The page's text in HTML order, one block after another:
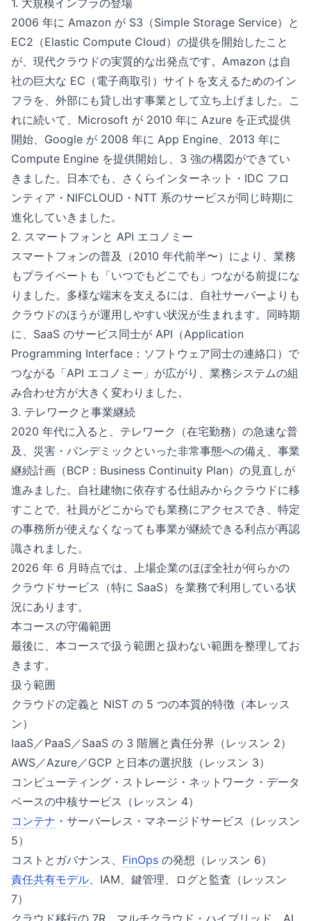
1. 大規模インフラの登場
2006 年に Amazon が S3（Simple Storage Service）と
EC2（Elastic Compute Cloud）の提供を開始したこと
が、現代クラウドの実質的な出発点です。Amazon は自
社の巨大な EC（電子商取引）サイトを支えるためのイン
フラを、外部にも貸し出す事業として立ち上げました。こ
れに続いて、Microsoft が 2010 年に Azure を正式提供
開始、Google が 2008 年に App Engine、2013 年に
Compute Engine を提供開始し、3 強の構図ができてい
きました。日本でも、さくらインターネット・IDC フロ
ンティア・NIFCLOUD・NTT 系のサービスが同じ時期に
進化していきました。
2. スマートフォンと API エコノミー
スマートフォンの普及（2010 年代前半〜）により、業務
もプライベートも「いつでもどこでも」つながる前提にな
りました。多様な端末を支えるには、自社サーバーよりも
クラウドのほうが運用しやすい状況が生まれます。同時期
に、SaaS のサービス同士が API（Application
Programming Interface：ソフトウェア同士の連絡口）で
つながる「API エコノミー」が広がり、業務システムの組
み合わせ方が大きく変わりました。
3. テレワークと事業継続
2020 年代に入ると、テレワーク（在宅勤務）の急速な普
及、災害・パンデミックといった非常事態への備え、事業
継続計画（BCP：Business Continuity Plan）の見直しが
進みました。自社建物に依存する仕組みからクラウドに移
すことで、社員がどこからでも業務にアクセスでき、特定
の事務所が使えなくなっても事業が継続できる利点が再認
識されました。
2026 年 6 月時点では、上場企業のほぼ全社が何らかの
クラウドサービス（特に SaaS）を業務で利用している状
況にあります。
本コースの守備範囲
最後に、本コースで扱う範囲と扱わない範囲を整理してお
きます。
扱う範囲
クラウドの定義と NIST の 5 つの本質的特徴（本レッス
ン）
IaaS／PaaS／SaaS の 3 階層と責任分界（レッスン 2）
AWS／Azure／GCP と日本の選択肢（レッスン 3）
コンピューティング・ストレージ・ネットワーク・データ
ベースの中核サービス（レッスン 4）
コンテナ ・サーバーレス・マネージドサービス（レッスン
5）
コストとガバナンス、 FinOps の発想（レッスン 6）
責任共有モデル、IAM、鍵管理、ログと監査（レッスン
7）
クラウド移行の 7R、マルチクラウド・ハイブリッド、AI